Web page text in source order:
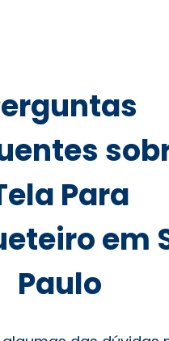
Para
em
Paulo